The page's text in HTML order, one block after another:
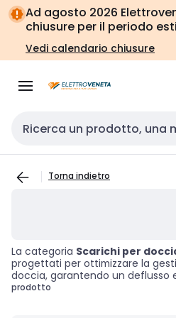
Vai alla
navigazione
Vai
alla
pagina
Ad agosto 2026
chiusure per il periodo
Vedi calendario chiusure
Cerca input
Torna indietro
La categoria Scarichi per
progettati per ottimizzare la
doccia, garantendo un deflusso
l'accumulo di acqua. Questi
prodotto